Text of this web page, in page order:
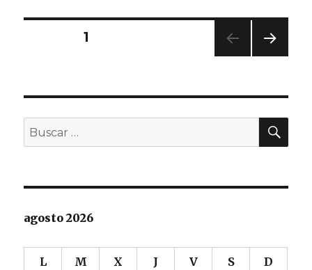
Navegación
entradas
PÁGINA1
NA
Buscar
por:
agosto 2026
L M X J V S D